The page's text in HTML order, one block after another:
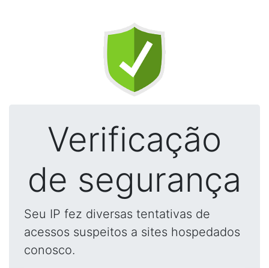
Verificação
de segurança
Seu IP fez diversas tentativas de
acessos suspeitos a sites hospedados
conosco.